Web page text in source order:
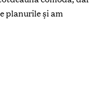
planurile și am